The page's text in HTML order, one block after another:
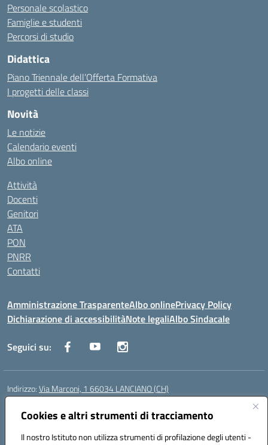
Cookies e altri strumenti di tracciamento
Il nostro Istituto non utilizza strumenti di profilazione degli utenti -
Personale scolastico
Famiglie e studenti
Percorsi di studio
Didattica
Piano Triennale dell’Offerta Formativa
I progetti delle classi
Novità
Le notizie
Calendario eventi
Albo online
Attività
Docenti
Genitori
ATA
PON
PNRR
Contatti
Amministrazione TrasparenteAlbo onlinePrivacy Policy
Dichiarazione di accessibilitàNote legaliAlbo Sindacale
Seguici su:
Indirizzo:Via Marconi, 1 66034 LANCIANO (CH)
Centralino:
Posta elettronica certificata (PEC):chic840006@pec.istruzione.it
Codice fiscale: 90031370696